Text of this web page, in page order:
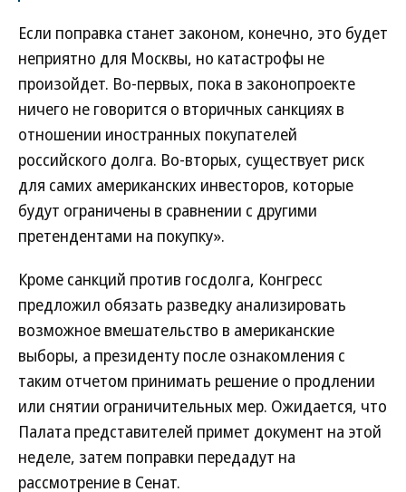
Если поправка станет законом, конечно, это будет
неприятно для Москвы, но катастрофы не
произойдет. Во-первых, пока в законопроекте
ничего не говорится о вторичных санкциях в
отношении иностранных покупателей
российского долга. Во-вторых, существует риск
для самих американских инвесторов, которые
будут ограничены в сравнении с другими
претендентами на покупку».
Кроме санкций против госдолга, Конгресс
предложил обязать разведку анализировать
возможное вмешательство в американские
выборы, а президенту после ознакомления с
таким отчетом принимать решение о продлении
или снятии ограничительных мер. Ожидается, что
Палата представителей примет документ на этой
неделе, затем поправки передадут на
рассмотрение в Сенат.